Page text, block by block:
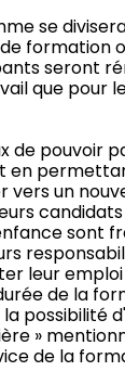
se
formation
seront
que pour
de pouvoir
en
vers un
sont
leur
de la
possibilité
»
de la